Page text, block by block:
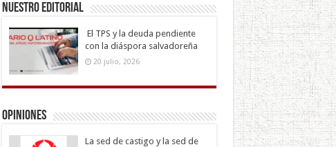
Nuestro Editorial
El TPS y la deuda pendiente
con la diáspora salvadoreña
20 julio, 2026
Opiniones
La sed de castigo y la sed de